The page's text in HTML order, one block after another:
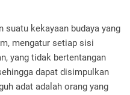
suatu kekayaan budaya yang
mengatur setiap sisi
yang tidak bertentangan
dapat disimpulkan
adat adalah orang yang